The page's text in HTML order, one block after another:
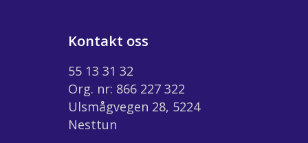
Kontakt oss
55 13 31 32
Org. nr: 866 227 322
Ulsmågvegen 28, 5224
Nesttun